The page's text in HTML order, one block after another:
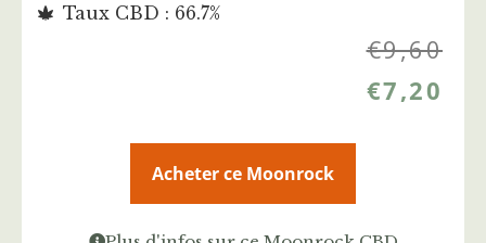
Taux CBD : 66.7%
€9,60
€7,20
Acheter ce Moonrock